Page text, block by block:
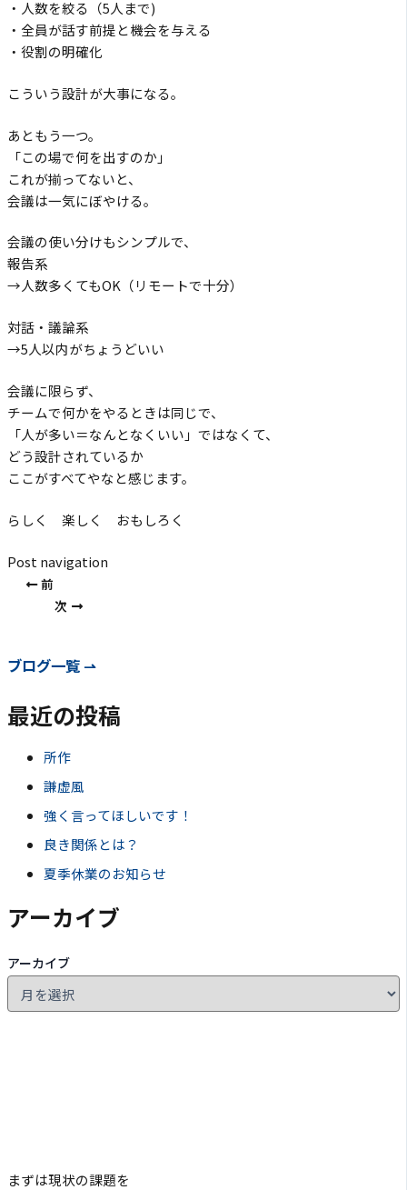
・人数を絞る（5人まで)
・全員が話す前提と機会を与える
・役割の明確化
こういう設計が大事になる。
あともう一つ。
「この場で何を出すのか」
これが揃ってないと、
会議は一気にぼやける。
会議の使い分けもシンプルで、
報告系
→人数多くてもOK（リモートで十分）
対話・議論系
→5人以内がちょうどいい
会議に限らず、
チームで何かをやるときは同じで、
「人が多い＝なんとなくいい」ではなくて、
どう設計されているか
ここがすべてやなと感じます。
らしく 楽しく おもしろく
Post navigation
前
次
ブログ一覧 ⇀
最近の投稿
所作
謙虚風
強く言ってほしいです！
良き関係とは？
夏季休業のお知らせ
アーカイブ
アーカイブ
まずは現状の課題を